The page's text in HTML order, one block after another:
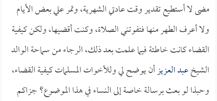
مضى لا أستطيع تقدير وقت عادتي الشهرية، وتمر علي بعض الأيام
ولا أعرف الطهر منها فتفوتني الصلاة، وكنت أقضيها، ولكن كيفية
القضاء كانت خاطئة فيما علمت بعد ذلك، الرجاء من سماحة الوالد
الشيخعبد العزيزأن يوضح لي وللأخوات المسلمات كيفية القضاء،
وحبذا لو بعث برسالة خاصة إلى النساء في هذا الموضوع؟ جزاكم